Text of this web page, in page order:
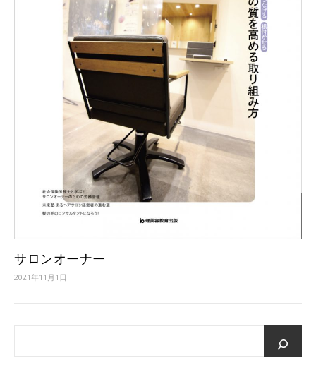
サロンオーナー
2021年11月1日